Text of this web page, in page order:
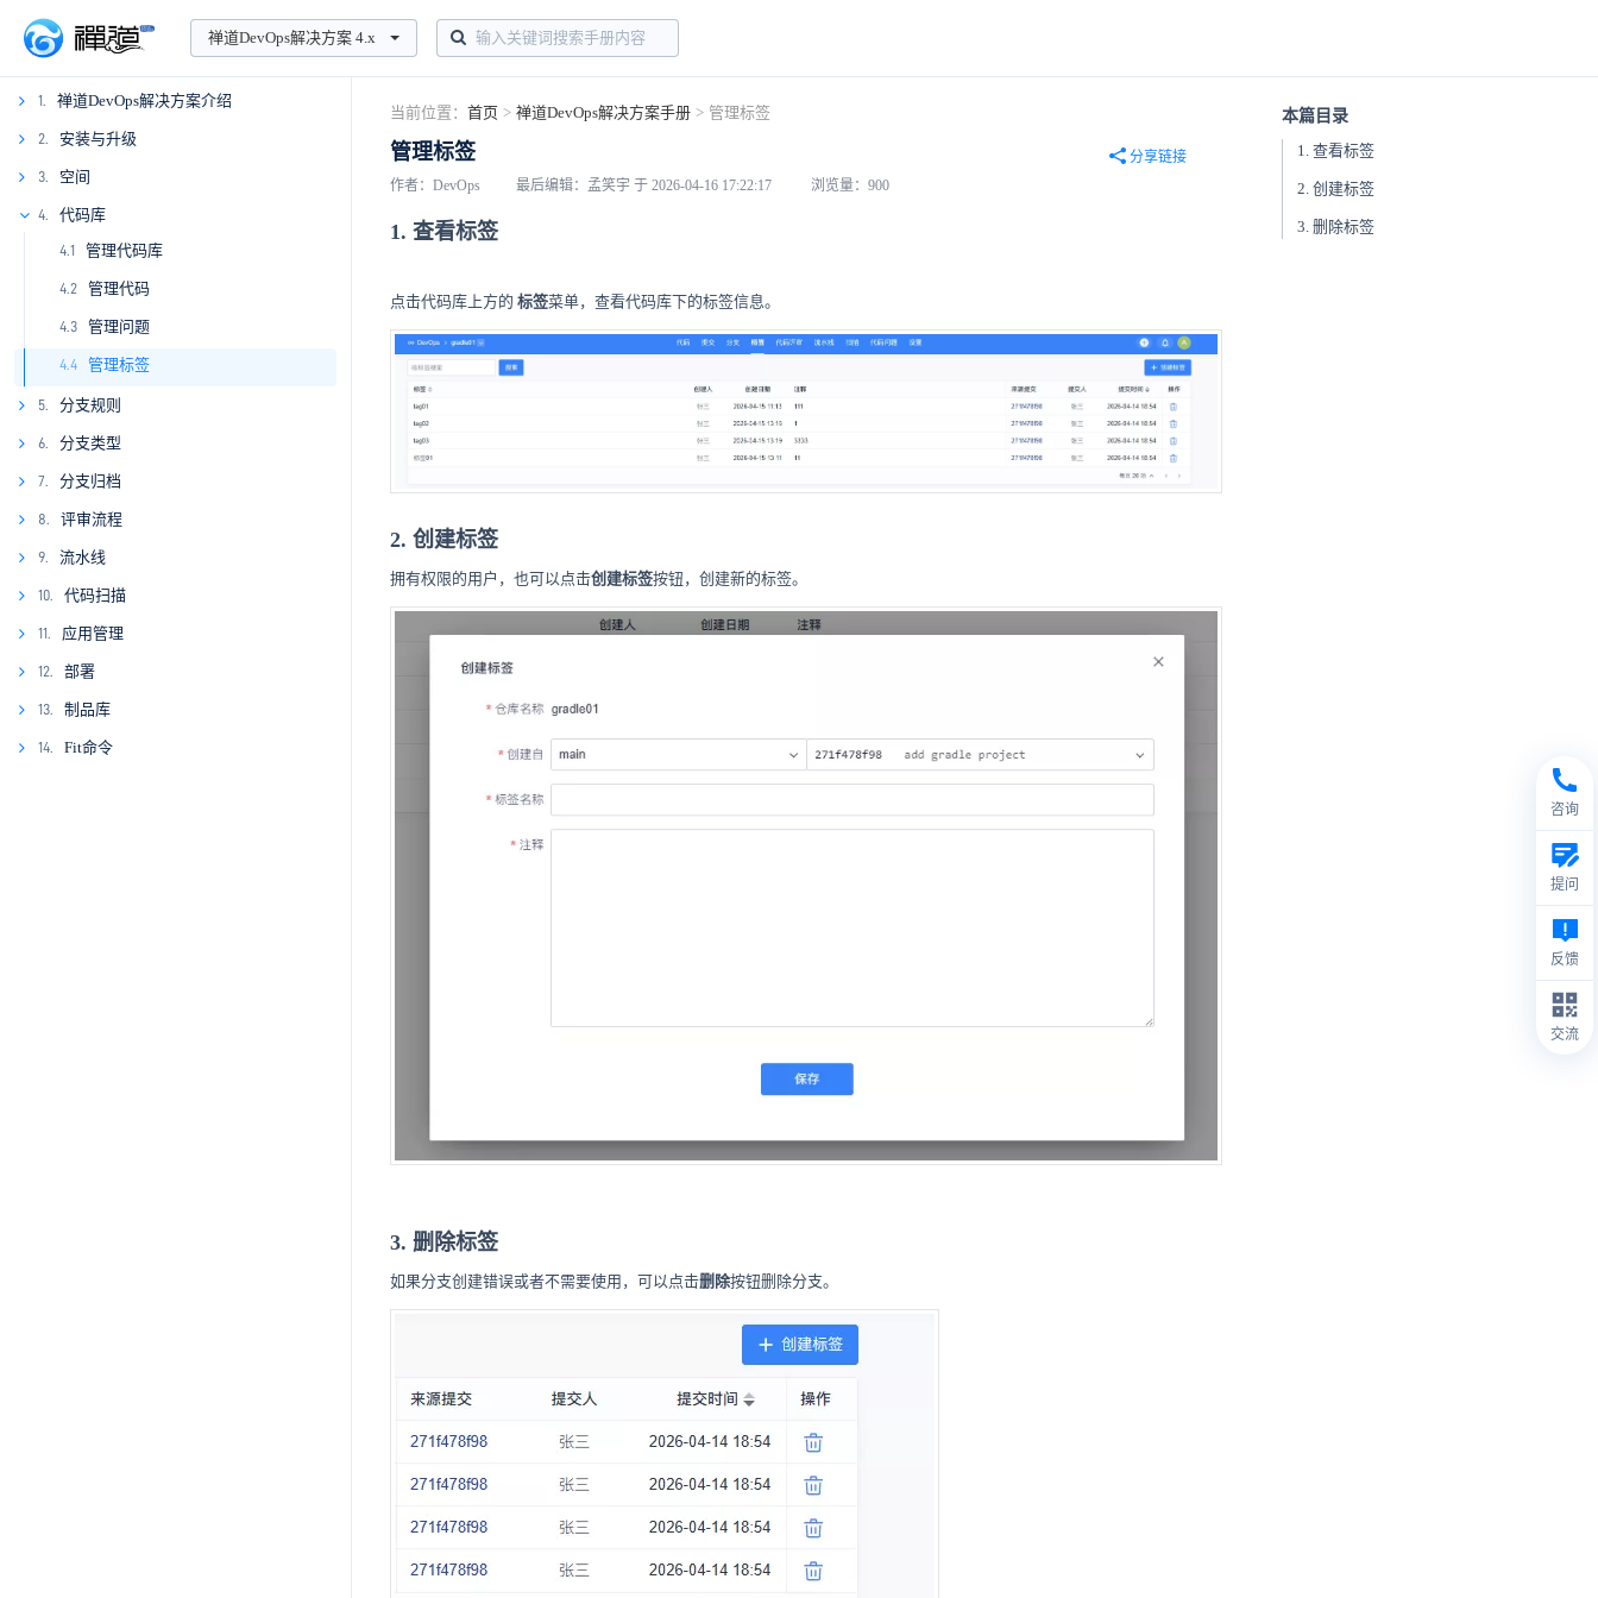
禅道DevOps解决方案 4.x
1. 禅道DevOps解决方案介绍
1.1
1.2
2. 安装与升级
2.1
2.2
2.3
3. 空间
3.1
3.2
4. 代码库
4.1 管理代码库
4.2 管理代码
4.3 管理问题
4.4 管理标签
5. 分支规则
5.1
5.2
6. 分支类型
6.1
6.2
7. 分支归档
7.1
8. 评审流程
8.1
8.2
8.3
9. 流水线
9.1
9.2
10. 代码扫描
10.1
10.2
10.3
10.4
11. 应用管理
11.1
12. 部署
12.1
12.2
13. 制品库
13.1
14. Fit命令
当前位置： 首页 > 禅道DevOps解决方案手册 > 管理标签
管理标签
作者：DevOps 最后编辑：孟笑宇 于 2026-04-16 17:22:17 浏览量：900
分享链接
本篇目录
1. 查看标签
2. 创建标签
3. 删除标签
1. 查看标签
点击代码库上方的 标签菜单，查看代码库下的标签信息。
2. 创建标签
拥有权限的用户，也可以点击创建标签按钮，创建新的标签。
3. 删除标签
如果分支创建错误或者不需要使用，可以点击删除按钮删除分支。
咨询
提问
反馈
交流